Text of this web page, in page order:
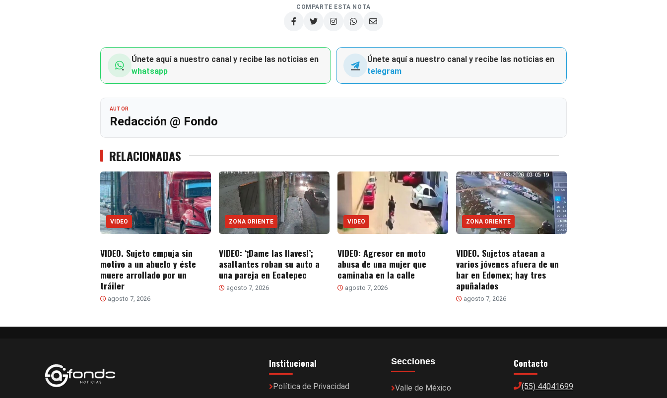
COMPARTE ESTA NOTA
Únete aquí a nuestro canal y recibe las noticias en
whatsapp
Únete aquí a nuestro canal y recibe las noticias en
telegram
AUTOR
Redacción @ Fondo
RELACIONADAS
VIDEO
VIDEO. Sujeto empuja sin
motivo a un abuelo y éste
muere arrollado por un
tráiler
agosto 7, 2026
ZONA ORIENTE
VIDEO: ‘¡Dame las llaves!’;
asaltantes roban su auto a
una pareja en Ecatepec
agosto 7, 2026
VIDEO
VIDEO: Agresor en moto
abusa de una mujer que
caminaba en la calle
agosto 7, 2026
ZONA ORIENTE
VIDEO. Sujetos atacan a
varios jóvenes afuera de un
bar en Edomex; hay tres
apuñalados
agosto 7, 2026
Institucional
Política de Privacidad
Secciones
Valle de México
Contacto
(55) 44041699